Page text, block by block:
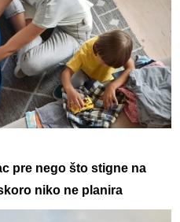
pre nego što stigne na
niko ne planira